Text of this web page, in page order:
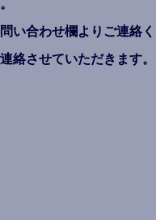
い合わせ欄よりご連絡
絡させていただきます。